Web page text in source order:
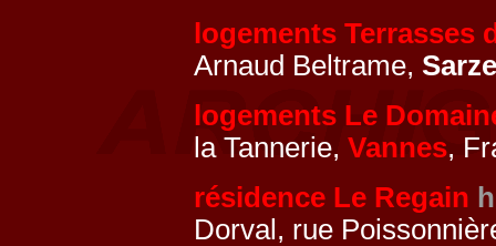
logements Terrasses
Arnaud Beltrame,
logements Le
la Tannerie, Vannes,
résidence Le Regain
Dorval, rue